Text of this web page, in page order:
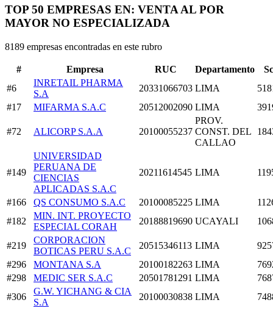
TOP 50 EMPRESAS EN: VENTA AL POR
MAYOR NO ESPECIALIZADA
8189 empresas encontradas en este rubro
# Empresa RUC Departamento
#6
INRETAIL PHARMA
S.A
20331066703 LIMA
#17
MIFARMA S.A.C 20512002090 LIMA
#72 ALICORP S.A.A 20100055237
PROV.
CONST. DEL
CALLAO
#149
UNIVERSIDAD
PERUANA DE
CIENCIAS
APLICADAS S.A.C
20211614545 LIMA
#166 QS CONSUMO S.A.C 20100085225 LIMA
#182
MIN. INT. PROYECTO
ESPECIAL CORAH
20188819690 UCAYALI
#219
CORPORACION
BOTICAS PERU S.A.C
20515346113 LIMA
#296
MONTANA S.A 20100182263 LIMA
#298
MEDIC SER S.A.C 20501781291 LIMA
#306
G.W. YICHANG & CIA
S.A
20100030838 LIMA